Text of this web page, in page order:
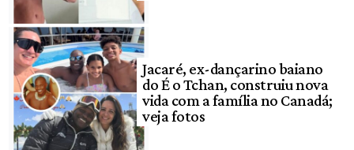
Jacaré, ex-dançarino baiano
do É o Tchan, construiu nova
vida com a família no Canadá;
veja fotos